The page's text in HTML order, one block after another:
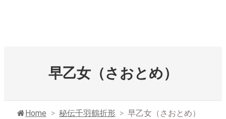
早乙女（さおとめ）
Home > 秘伝千羽鶴折形 > 早乙女（さおとめ）